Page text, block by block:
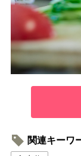
関連キーワ